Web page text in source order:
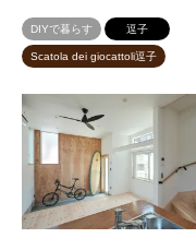
DIYで暮らす 逗子
Scatola dei giocattoli逗子